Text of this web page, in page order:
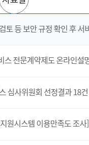
토 등 보안 규정 확인 후 서
스 전문계약제도 온라인설
심사위원회 선정결과 18건
원시스템 이용만족도 조